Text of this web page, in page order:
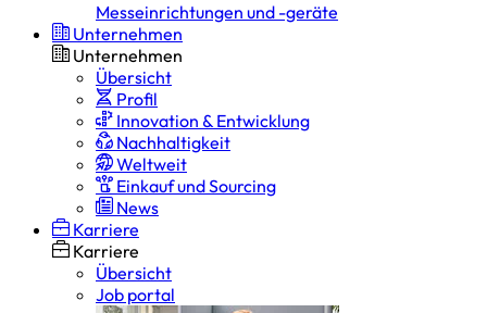
Messeinrichtungen und -geräte
Unternehmen
Unternehmen
Übersicht
Profil
Innovation & Entwicklung
Nachhaltigkeit
Weltweit
Einkauf und Sourcing
News
Karriere
Karriere
Übersicht
Job portal